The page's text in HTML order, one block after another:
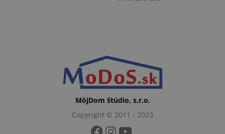
MôjDom štúdio, s.r.o.
Copyright © 2011 - 2023